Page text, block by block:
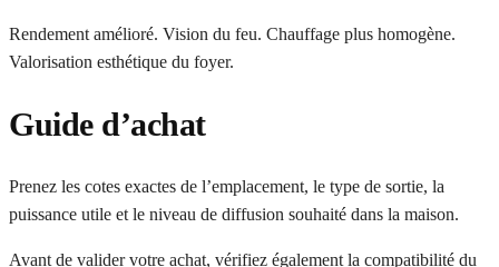
Rendement amélioré. Vision du feu. Chauffage plus homogène.
Valorisation esthétique du foyer.
Guide d’achat
Prenez les cotes exactes de l’emplacement, le type de sortie, la
puissance utile et le niveau de diffusion souhaité dans la maison.
Avant de valider votre achat, vérifiez également la compatibilité du